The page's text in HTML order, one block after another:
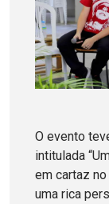
O evento
intitulada
em cartaz
uma rica